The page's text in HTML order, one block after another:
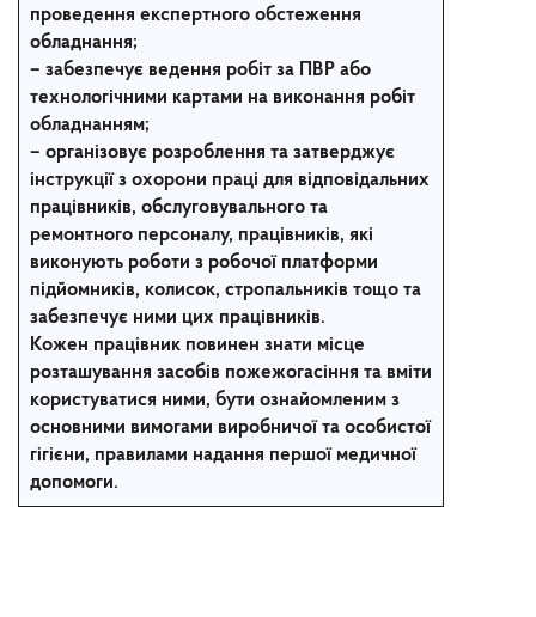
проведення експертного обстеження
обладнання;
– забезпечує ведення робіт за ПВР або
технологічними картами на виконання робіт
обладнанням;
– організовує розроблення та затверджує
інструкції з охорони праці для відповідальних
працівників, обслуговувального та
ремонтного персоналу, працівників, які
виконують роботи з робочої платформи
підйомників, колисок, стропальників тощо та
забезпечує ними цих працівників.
Кожен працівник повинен знати місце
розташування засобів пожежогасіння та вміти
користуватися ними, бути ознайомленим з
основними вимогами виробничої та особистої
гігієни, правилами надання першої медичної
допомоги.